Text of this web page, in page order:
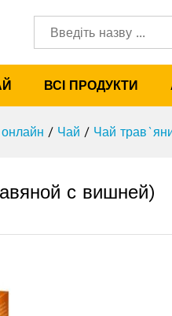
Категорії
ВСІ ПРОДУКТИ
/ Чай / Чай
с вишней)